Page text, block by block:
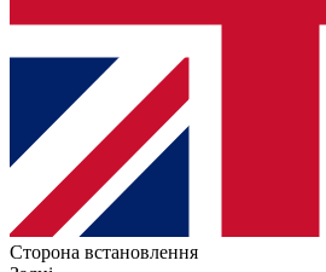
Сторона встановлення